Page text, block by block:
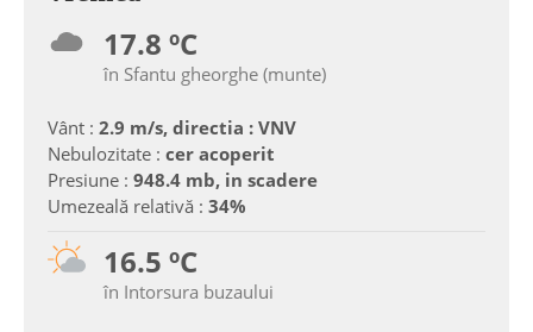
17.8 ºC
în Sfantu gheorghe (munte)
Vânt : 2.9 m/s, directia : VNV
Nebulozitate : cer acoperit
Presiune : 948.4 mb, in scadere
Umezeală relativă : 34%
16.5 ºC
în Intorsura buzaului